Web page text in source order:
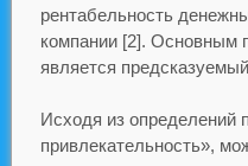
рентабельность
компании [2]. Основным
является
Исходя из определений
привлекательность»,